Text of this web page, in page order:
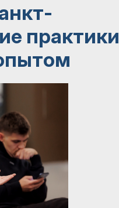
практики